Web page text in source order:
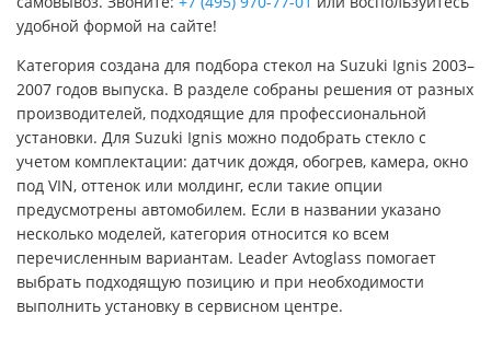
удобной формой на сайте!
Категория создана для подбора стекол на Suzuki Ignis 2003–
2007 годов выпуска. В разделе собраны решения от разных
производителей, подходящие для профессиональной
установки. Для Suzuki Ignis можно подобрать стекло с
учетом комплектации: датчик дождя, обогрев, камера, окно
под VIN, оттенок или молдинг, если такие опции
предусмотрены автомобилем. Если в названии указано
несколько моделей, категория относится ко всем
перечисленным вариантам. Leader Avtoglass помогает
выбрать подходящую позицию и при необходимости
выполнить установку в сервисном центре.